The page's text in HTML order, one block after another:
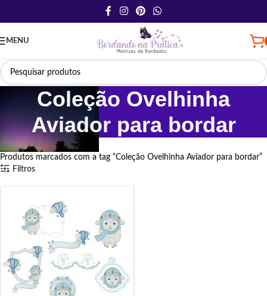
MENU
Coleção Ovelhinha
Aviador para bordar
Início
Produtos marcados com a tag “Coleção Ovelhinha Aviador para bordar”
Filtros